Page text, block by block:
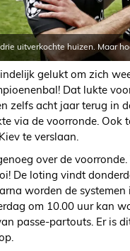
uitverkochte huizen. Maar
gelukt om zich
Dat lukte
zelfs acht jaar terug in
via de voorronde. Ook
te verslaan.
over de
De loting vindt
worden de systemen
om 10.00 uur kan
passe-partouts. Er is